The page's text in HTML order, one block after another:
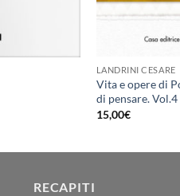
LANDRINI CESARE
Vita e opere di
di pensare. Vol.4
15,00€
RECAPITI